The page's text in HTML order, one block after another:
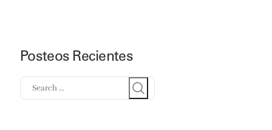
Posteos Recientes
Search